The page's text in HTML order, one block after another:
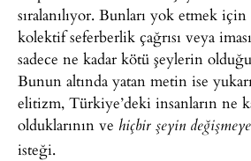
sıralanılıyor. Bunları yok etmek
kolektif seferberlik çağrısı veya
sadece ne kadar kötü şeylerin
Bunun altında yatan metin ise
elitizm, Türkiye’deki insanların ne
olduklarının ve hiçbir şeyin
isteği.